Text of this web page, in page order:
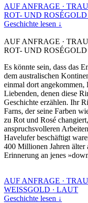
AUF ANFRAGE ·
ROT- UND ROSÉGOLD
Geschichte lesen ↓
AUF ANFRAGE ·
ROT- UND ROSÉGOLD
Es könnte sein, dass das
dem australischen
einmal dort
Liebenden, denen diese
Geschichte erzählen. Ihr
Farns, der seine Farben
zu Rot und Rosé
anspruchsvolleren
Havelufer beschäftigt
400 Millionen Jahren älter
Erinnerung an jenes
AUF ANFRAGE ·
WEISSGOLD · LAUT
Geschichte lesen ↓